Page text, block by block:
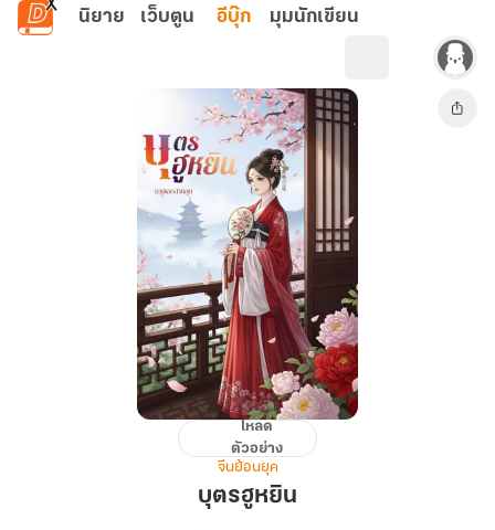
ข้ามไปยังเนื้อหาหลัก
นิยาย เว็บตูน อีบุ๊ก มุมนักเขียน
โหลด
ตัวอย่าง
จีนย้อนยุค
บุตรฮูหยิน